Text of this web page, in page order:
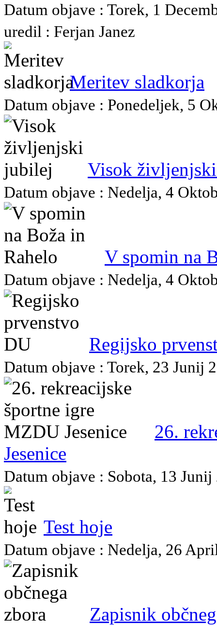
Datum objave : Torek, 1
uredil : Ferjan Janez
Meritev sladkorja
Datum objave : Ponedeljek, 5
Visok
Datum objave : Nedelja, 4
V spomin na
Datum objave : Nedelja, 4
Regijsko
Datum objave : Torek, 23 Junij
26.
Jesenice
Datum objave : Sobota, 13
Test hoje
Datum objave : Nedelja, 26
Zapisnik